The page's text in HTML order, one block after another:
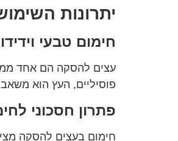
יתרונות
חימום טבעי
עצים להסקה הם אחד
פוסיליים, העץ הוא
פתרון חסכוני
חימום בעצים להסקה